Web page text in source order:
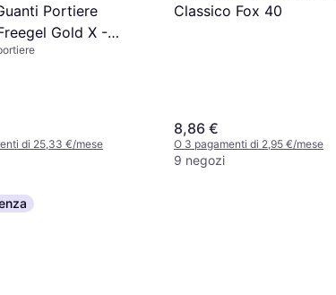
Portiere
Gold X -
di 25,33 €/mese
Classico Fox 40
8,86 €
O 3 pagamenti di 2,95 €/mese
9 negozi